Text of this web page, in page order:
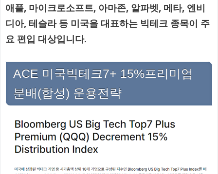
애플, 마이크로소프트, 아마존, 알파벳, 메타, 엔비
디아, 테슬라 등 미국을 대표하는 빅테크 종목이 주
요 편입 대상입니다.
ACE 미국빅테크7+ 15%프리미엄
분배(합성) 운용전략